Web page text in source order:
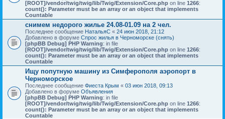
[ROOT]/vendor/twig/twig/lib/Twig/Extension/Core.php on line 1266:
count(): Parameter must be an array or an object that implements
Countable
снимем недорого жилье 24.08-01.09 на 2 чел.
Последнее сообщение НатальяС « 24 июн 2018, 21:12
Добавлено в форуме Спрос жилья в Черноморске (снять)
[phpBB Debug] PHP Warning: in file
[ROOT]/vendor/twig/twig/lib/Twig/Extension/Core.php on line 1266:
count(): Parameter must be an array or an object that implements
Countable
Ищу попутную машину из Симферополя аэропорт в
Черноморское
Последнее сообщение Фиеста Крым « 03 июн 2018, 09:13
Добавлено в форуме Объявления
[phpBB Debug] PHP Warning: in file
[ROOT]/vendor/twig/twig/lib/Twig/Extension/Core.php on line 1266:
count(): Parameter must be an array or an object that implements
Countable